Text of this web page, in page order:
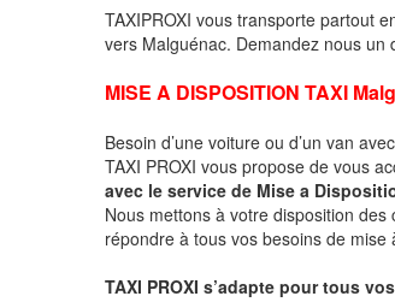
TAXIPROXI vous transporte partout
vers Malguénac. Demandez nous
MISE A DISPOSITION TAXI
Besoin d’une voiture ou d’un van
TAXI PROXI vous propose de vous
avec le service de Mise a
Nous mettons à votre disposition
répondre à tous vos besoins de mise
TAXI PROXI s’adapte pour tous